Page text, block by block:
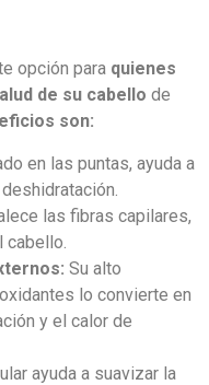
opción para quienes
de su cabello de
son:
en las puntas, ayuda a
las fibras capilares,
Su alto
lo convierte en
y el calor de
ayuda a suavizar la